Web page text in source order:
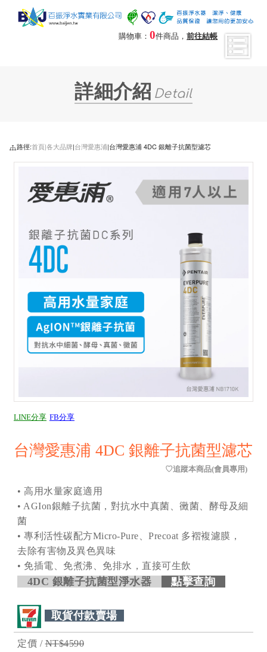
購物車： 0件商品， 前往結帳
詳細介紹 Detail
路徑:首頁|各大品牌|台灣愛惠浦|台灣愛惠浦 4DC 銀離子抗菌型濾芯
LINE分享 FB分享
台灣愛惠浦 4DC 銀離子抗菌型濾芯
• 高用水量家庭適用
• AGIon銀離子抗菌，對抗水中真菌、黴菌、酵母及細
菌
• 專利活性碳配方Micro-Pure、Precoat 多褶複濾膜，
去除有害物及異色異味
• 免插電、免煮沸、免排水，直接可生飲
4DC 銀離子抗菌型淨水器 點擊查詢
取貨付款賣場
定價 /NT$4590